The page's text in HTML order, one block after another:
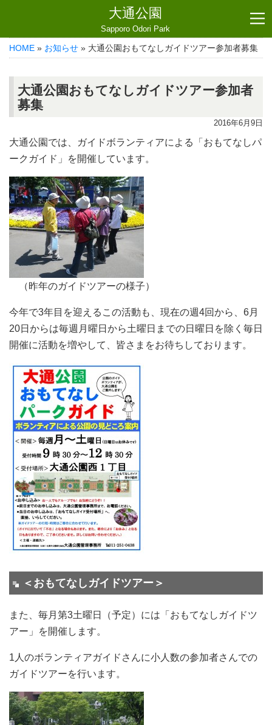
大通公園
Sapporo Odori Park
HOME » お知らせ » 大通公園おもてなしガイドツアー参加者募集
大通公園おもてなしガイドツアー参加者
募集
2016年6月9日
大通公園では、ガイドボランティアによる「おもてなしパ
ークガイド」を開催しています。
（昨年のガイドツアーの様子）
今年で3年目を迎えるこの活動も、現在の週4回から、6月
20日からは毎週月曜日から土曜日までの日曜日を除く毎日
開催に活動を増やして、皆さまをお待ちしております。
＜おもてなしガイドツアー＞
また、毎月第3土曜日（予定）には「おもてなしガイドツ
アー」を開催します。
1人のボランティアガイドさんに小人数の参加者さんでの
ガイドツアーを行います。